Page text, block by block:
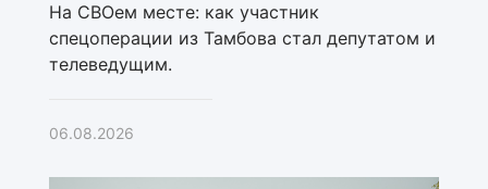
На СВОем месте: как участник
спецоперации из Тамбова стал депутатом и
телеведущим.
06.08.2026